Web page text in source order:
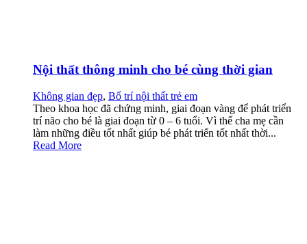
Nội thất thông minh cho bé cùng thời gian
Không gian đẹp, Bố trí nội thất trẻ em
Theo khoa học đã chứng minh, giai đoạn vàng để phát triển
trí não cho bé là giai đoạn từ 0 – 6 tuổi. Vì thế cha mẹ cần
làm những điều tốt nhất giúp bé phát triển tốt nhất thời...
Read More